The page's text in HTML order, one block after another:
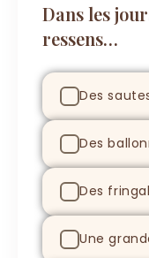
Dans les
ressens…
Des
Des
Des
Une